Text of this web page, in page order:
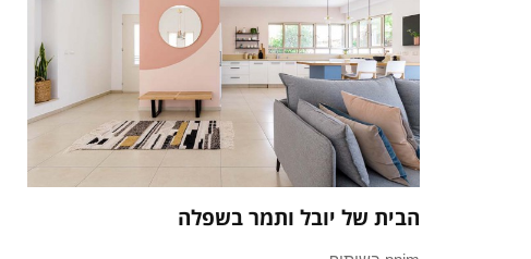
הבית של יובל ותמר בשפלה